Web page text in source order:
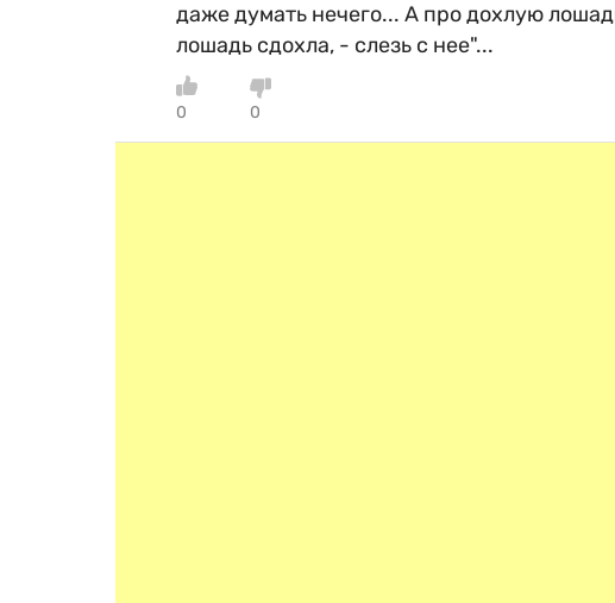
даже думать нечего... А про дохлую
лошадь сдохла, - слезь с нее"...
0 0